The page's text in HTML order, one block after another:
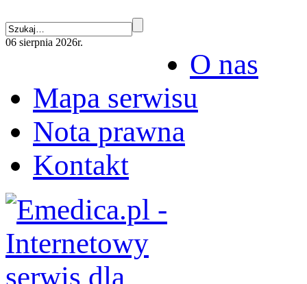
06 sierpnia 2026r.
O nas
Mapa serwisu
Nota prawna
Kontakt